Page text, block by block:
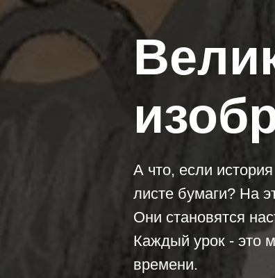
А что, если
листе бумаги? На
Они становятся
Каждый урок - это
времени.